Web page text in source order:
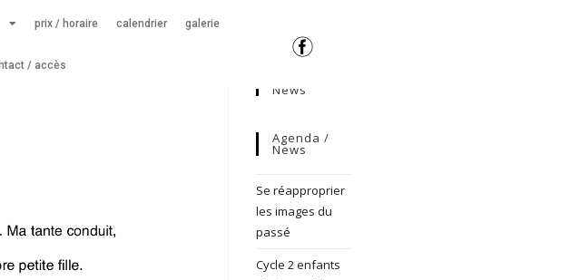
prix / horaire calendrier galerie
/ accès
News
Agenda /
News
Se réapproprier
les images du
passé
Cycle 2 enfants